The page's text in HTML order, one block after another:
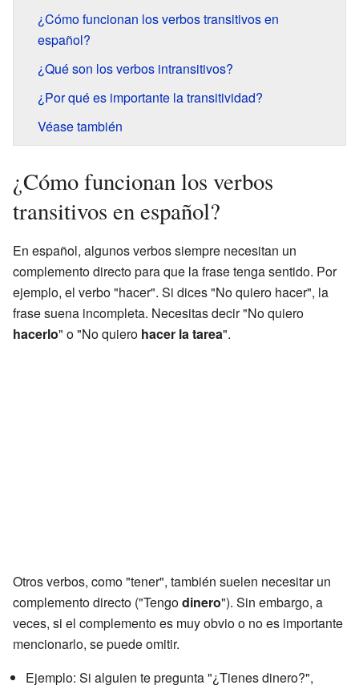
¿Cómo funcionan los verbos transitivos en
español?
¿Qué son los verbos intransitivos?
¿Por qué es importante la transitividad?
Véase también
¿Cómo funcionan los verbos
transitivos en español?
En español, algunos verbos siempre necesitan un
complemento directo para que la frase tenga sentido. Por
ejemplo, el verbo "hacer". Si dices "No quiero hacer", la
frase suena incompleta. Necesitas decir "No quiero
hacerlo" o "No quiero hacer la tarea".
Otros verbos, como "tener", también suelen necesitar un
complemento directo ("Tengodinero"). Sin embargo, a
veces, si el complemento es muy obvio o no es importante
mencionarlo, se puede omitir.
Ejemplo: Si alguien te pregunta "¿Tienes dinero?",